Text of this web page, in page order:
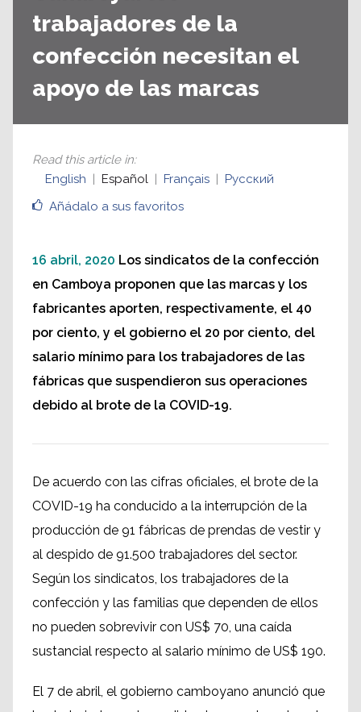
trabajadores de la
confección necesitan el
apoyo de las marcas
Añádalo a sus favoritos
Read this article in:
English
Español Français Русский
16 abril, 2020 Los sindicatos de la confección
en Camboya proponen que las marcas y los
fabricantes aporten, respectivamente, el 40
por ciento, y el gobierno el 20 por ciento, del
salario mínimo para los trabajadores de las
fábricas que suspendieron sus operaciones
debido al brote de la COVID-19.
De acuerdo con las cifras oficiales, el brote de la
COVID-19 ha conducido a la interrupción de la
producción de 91 fábricas de prendas de vestir y
al despido de 91.500 trabajadores del sector.
Según los sindicatos, los trabajadores de la
confección y las familias que dependen de ellos
no pueden sobrevivir con US$ 70, una caída
sustancial respecto al salario mínimo de US$ 190.
El 7 de abril, el gobierno camboyano anunció que